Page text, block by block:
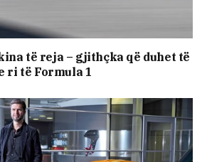
të reja – gjithçka që duhet të
ri të Formula 1